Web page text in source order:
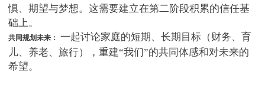
惧、期望与梦想。这需要建立在第二阶段积累的信任基
础上。
共同规划未来： 一起讨论家庭的短期、长期目标（财务、育
儿、养老、旅行），重建“我们”的共同体感和对未来的
希望。